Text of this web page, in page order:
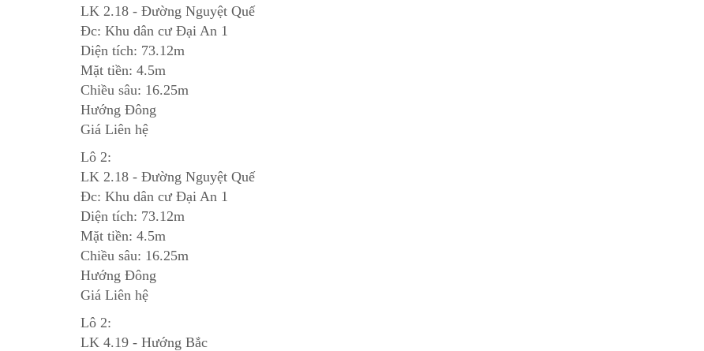
LK 2.18 - Đường Nguyệt Quế
Đc: Khu dân cư Đại An 1
Diện tích: 73.12m
Mặt tiền: 4.5m
Chiều sâu: 16.25m
Hướng Đông
Giá Liên hệ
Lô 2:
LK 2.18 - Đường Nguyệt Quế
Đc: Khu dân cư Đại An 1
Diện tích: 73.12m
Mặt tiền: 4.5m
Chiều sâu: 16.25m
Hướng Đông
Giá Liên hệ
Lô 2:
LK 4.19 - Hướng Bắc